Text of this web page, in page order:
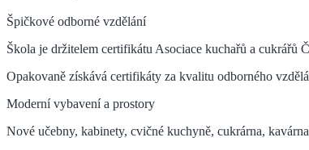
Špičkové odborné vzdělání
Škola je držitelem certifikátu Asociace kuchařů a cukrářů
Opakovaně získává certifikáty za kvalitu odborného
Moderní vybavení a prostory
Nové učebny, kabinety, cvičné kuchyně, cukrárna,